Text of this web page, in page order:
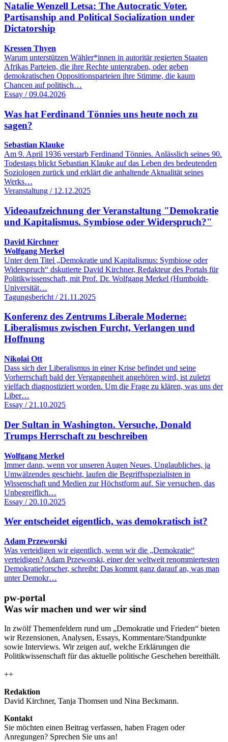
Natalie Wenzell Letsa: The Autocratic Voter.
Partisanship and Political Socialization under
Dictatorship
Kressen Thyen
Warum unterstützen Wähler*innen in autoritär regierten Staaten
Afrikas Parteien, die ihre Rechte untergraben, oder geben
demokratischen Oppositionsparteien ihre Stimme, die kaum
Chancen auf politisch…
Essay / 09.04.2026
Was hat Ferdinand Tönnies uns heute noch zu
sagen?
Sebastian Klauke
Am 9. April 1936 verstarb Ferdinand Tönnies. Anlässlich seines 90.
Todestags blickt Sebastian Klauke auf das Leben des bedeutenden
Soziologen zurück und erklärt die anhaltende Aktualität seines
Werks…
Veranstaltung / 12.12.2025
Videoaufzeichnung der Veranstaltung "Demokratie
und Kapitalismus. Symbiose oder Widerspruch?"
David Kirchner
Wolfgang Merkel
Unter dem Titel „Demokratie und Kapitalismus: Symbiose oder
Widerspruch“ dskutierte David Kirchner, Redakteur des Portals für
Politikwissenschaft, mit Prof. Dr. Wolfgang Merkel (Humboldt-
Universität…
Tagungsbericht / 21.11.2025
Konferenz des Zentrums Liberale Moderne:
Liberalismus zwischen Furcht, Verlangen und
Hoffnung
Nikolai Ott
Dass sich der Liberalismus in einer Krise befindet und seine
Vorherrschaft bald der Vergangenheit angehören wird, ist zuletzt
vielfach diagnostiziert worden. Um die Frage zu klären, was uns der
Liber…
Essay / 21.10.2025
Der Sultan in Washington. Versuche, Donald
Trumps Herrschaft zu beschreiben
Wolfgang Merkel
Immer dann, wenn vor unseren Augen Neues, Unglaubliches, ja
Umwäl­zendes geschieht, laufen die Begriffsspezialisten in
Wissenschaft und Medien zur Höchstform auf. Sie versuchen, das
Unbegreiflich…
Essay / 20.10.2025
Wer entscheidet eigentlich, was demokratisch ist?
Adam Przeworski
Was verteidigen wir eigentlich, wenn wir die „Demokratie“
verteidigen? Adam Przeworski, einer der weltweit renommiertesten
Demokratieforscher, schreibt: Das kommt ganz darauf an, was man
unter Demokr…
pw-portal
Was wir machen und wer wir sind
In zwölf Themenfeldern rund um „Demokratie und Frieden“ bieten
wir Rezensionen, Analysen, Essays, Kommentare/Standpunkte
sowie Interviews. Wir zeigen auf, welche Erklärungen die
Politikwissenschaft für das aktuelle politische Geschehen bereithält.
++
Redaktion
David Kirchner, Tanja Thomsen und Nina Beckmann.
Kontakt
Sie möchten einen Beitrag verfassen, haben Fragen oder
Anregungen? Sprechen Sie uns an!